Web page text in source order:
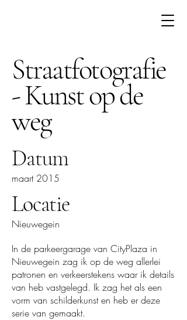
Straatfotografie
- Kunst op de
weg
Datum
maart 2015
Locatie
Nieuwegein
In de parkeergarage van CityPlaza in
Nieuwegein zag ik op de weg allerlei
patronen en verkeerstekens waar ik details
van heb vastgelegd. Ik zag het als een
vorm van schilderkunst en heb er deze
serie van gemaakt.